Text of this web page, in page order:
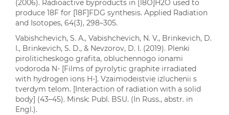
(2006). Radioactive byproducts in [18O]H2O used to
produce 18F for [18F]FDG synthesis. Applied Radiation
and Isotopes, 64(3), 298–305.
Vabishchevich, S. A., Vabishchevich, N. V., Brinkevich, D.
I., Brinkevich, S. D., & Nevzorov, D. I. (2019). Plenki
piroliticheskogo grafita, obluchennogo ionami
vodoroda N- [Films of pyrolytic graphite irradiated
with hydrogen ions H-]. Vzaimodeistvie izluchenii s
tverdym telom. [Interaction of radiation with a solid
body] (43–45). Minsk: Publ. BSU. (In Russ., abstr. in
Engl.).